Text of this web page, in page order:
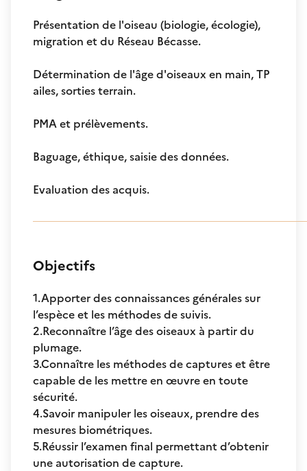
Présentation de l'oiseau (biologie, écologie),
migration et du Réseau Bécasse.
Détermination de l'âge d'oiseaux en main, TP
ailes, sorties terrain.
PMA et prélèvements.
Baguage, éthique, saisie des données.
Evaluation des acquis.
Objectifs
1.Apporter des connaissances générales sur
l’espèce et les méthodes de suivis.
2.Reconnaître l’âge des oiseaux à partir du
plumage.
3.Connaître les méthodes de captures et être
capable de les mettre en œuvre en toute
sécurité.
4.Savoir manipuler les oiseaux, prendre des
mesures biométriques.
5.Réussir l’examen final permettant d’obtenir
une autorisation de capture.